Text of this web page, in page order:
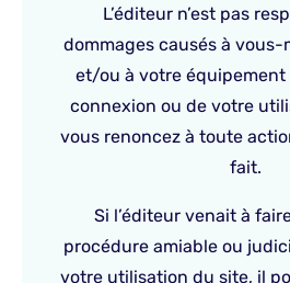
L’éditeur n’est pas
dommages causés à vous-
et/ou à votre
connexion ou de votre
vous renoncez à toute
fait.
Si l’éditeur venait à
procédure amiable ou
votre utilisation du site, il